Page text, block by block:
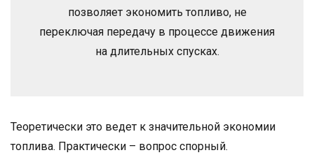
позволяет экономить топливо, не
переключая передачу в процессе движения
на длительных спусках.
Теоретически это ведет к значительной экономии
топлива. Практически – вопрос спорный.